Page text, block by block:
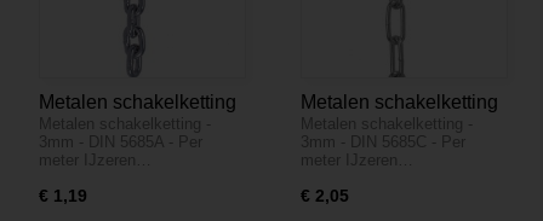
Metalen schakelketting
- 3mm - DIN 5685A -
Per meter
Metalen schakelketting -
3mm - DIN 5685A - Per
meter IJzeren…
€ 1,19
Metalen schakelketting
- 3mm - DIN 5685C -
Per meter
Metalen schakelketting -
3mm - DIN 5685C - Per
meter IJzeren…
€ 2,05